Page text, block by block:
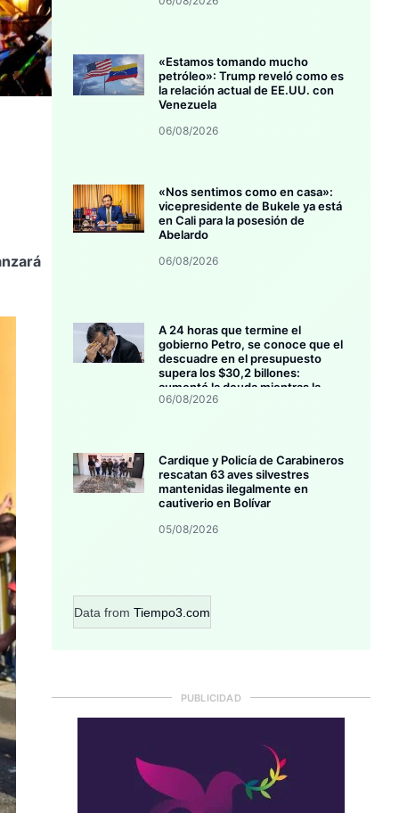
«Estamos tomando mucho
petróleo»: Trump reveló como es
la relación actual de EE.UU. con
Venezuela
06/08/2026
«Nos sentimos como en casa»:
vicepresidente de Bukele ya está
en Cali para la posesión de
Abelardo
06/08/2026
A 24 horas que termine el
gobierno Petro, se conoce que el
descuadre en el presupuesto
supera los $30,2 billones:
aumentó la deuda mientras la
inversión se estanca
06/08/2026
Cardique y Policía de Carabineros
rescatan 63 aves silvestres
mantenidas ilegalmente en
cautiverio en Bolívar
05/08/2026
Data from Tiempo3.com
PUBLICIDAD